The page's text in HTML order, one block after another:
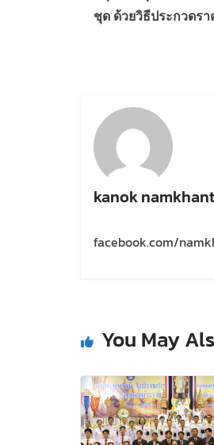
ชุด ด้วยวิธีประกวดร
kanok
facebook.com/
You May